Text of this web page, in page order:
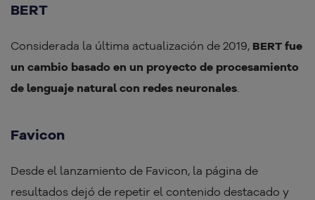
BERT
Considerada la última actualización de 2019, BERT fue
un cambio basado en un proyecto de procesamiento
de lenguaje natural con redes neuronales.
Favicon
Desde el lanzamiento de Favicon, la página de
resultados dejó de repetir el contenido destacado y